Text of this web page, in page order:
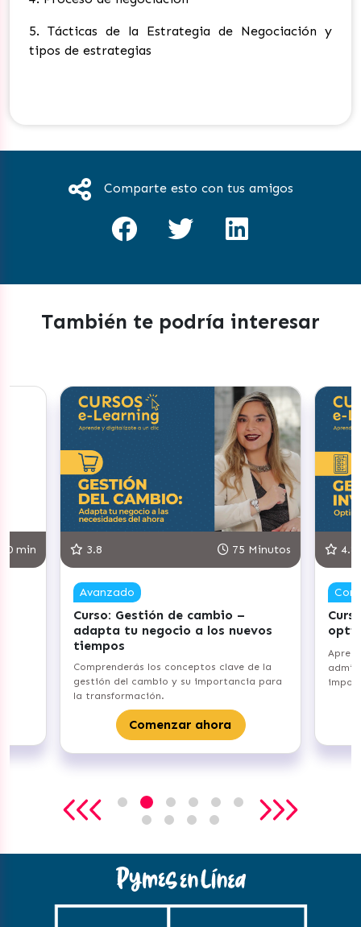
5. Tácticas de la Estrategia de Negociación y
tipos de estrategias
Comparte esto con tus amigos
También te podría interesar
3.8 75 Minutos
Avanzado
Curso: Gestión de cambio –
adapta tu negocio a los nuevos
tiempos
Comprenderás los conceptos clave de la
gestión del cambio y su importancia para
la transformación.
Comenzar ahora
4.8
Curso:
optimiza
Aprenderás